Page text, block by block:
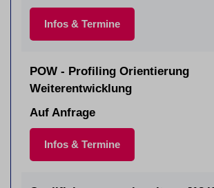
Infos & Termine
POW - Profiling Orientierung
Weiterentwicklung
Auf Anfrage
Infos & Termine